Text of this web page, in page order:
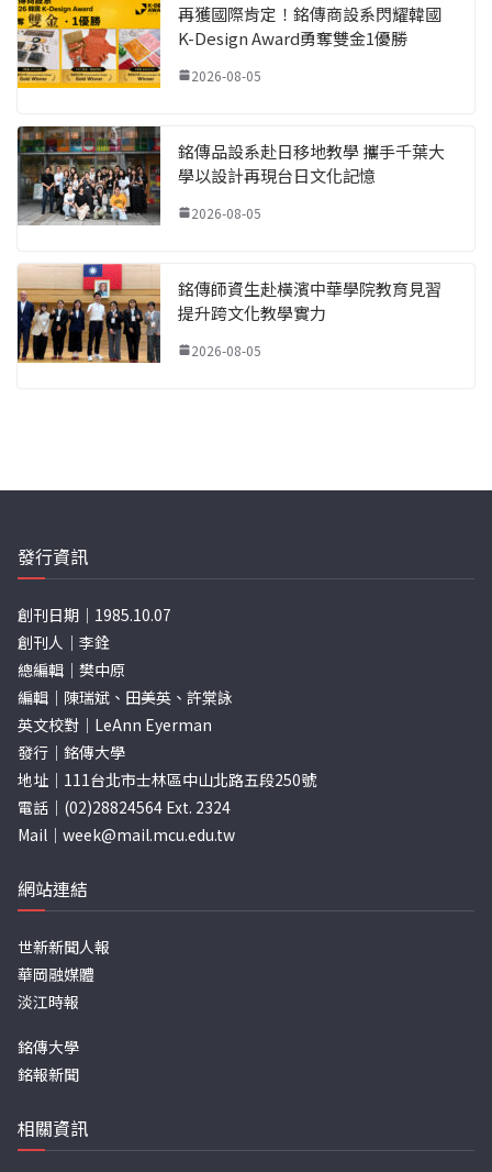
再獲國際肯定！銘傳商設系閃耀韓國
K-Design Award勇奪雙金1優勝
2026-08-05
銘傳品設系赴日移地教學 攜手千葉大
學以設計再現台日文化記憶
2026-08-05
銘傳師資生赴橫濱中華學院教育見習
提升跨文化教學實力
2026-08-05
發行資訊
創刊日期｜1985.10.07
創刊人｜李銓
總編輯｜樊中原
編輯｜陳瑞斌、田美英、許棠詠
英文校對｜LeAnn Eyerman
發行｜銘傳大學
地址｜111台北市士林區中山北路五段250號
電話｜(02)28824564 Ext. 2324
Mail｜ week@mail.mcu.edu.tw
網站連結
世新新聞人報
華岡融媒體
淡江時報
銘傳大學
銘報新聞
相關資訊